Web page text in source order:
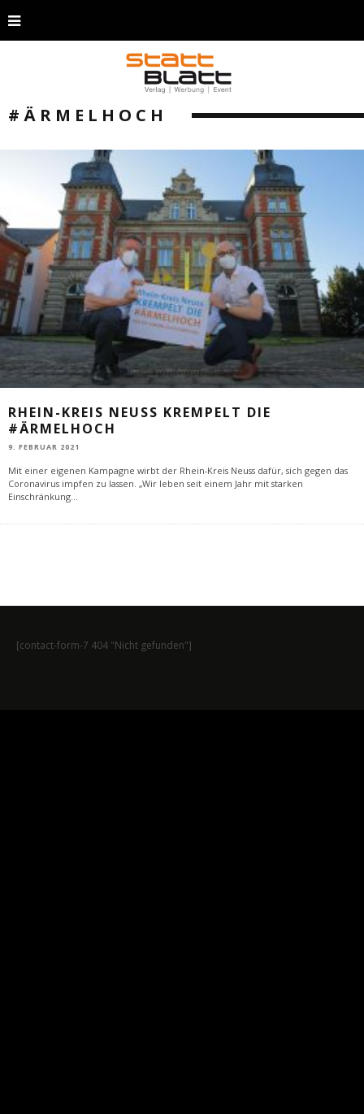
#ÄRMELHOCH
RHEIN-KREIS NEUSS KREMPELT DIE
#ÄRMELHOCH
9. FEBRUAR 2021
Mit einer eigenen Kampagne wirbt der Rhein-Kreis Neuss dafür, sich gegen das
Coronavirus impfen zu lassen. „Wir leben seit einem Jahr mit starken
Einschränkung...
[contact-form-7 404 "Nicht gefunden"]